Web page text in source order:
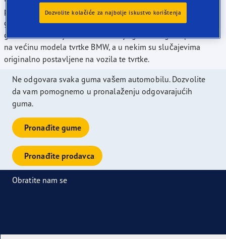
predvodimo skupinu proizvođača po ponudi izbora veličina
guma ocjenjenih ocjenom "A" prema Europskim ocjenama
guma na današnjem tržištu. Naše je gume moguće postaviti
na većinu modela tvrtke BMW, a u nekim su slučajevima
originalno postavljene na vozila te tvrtke.
Ne odgovara svaka guma vašem automobilu. Dozvolite
da vam pomognemo u pronalaženju odgovarajućih
guma.
Pronađite gume
Pronađite prodavca
Obratite nam se
Dozvolite kolačiće za najbolje iskustvo korištenja